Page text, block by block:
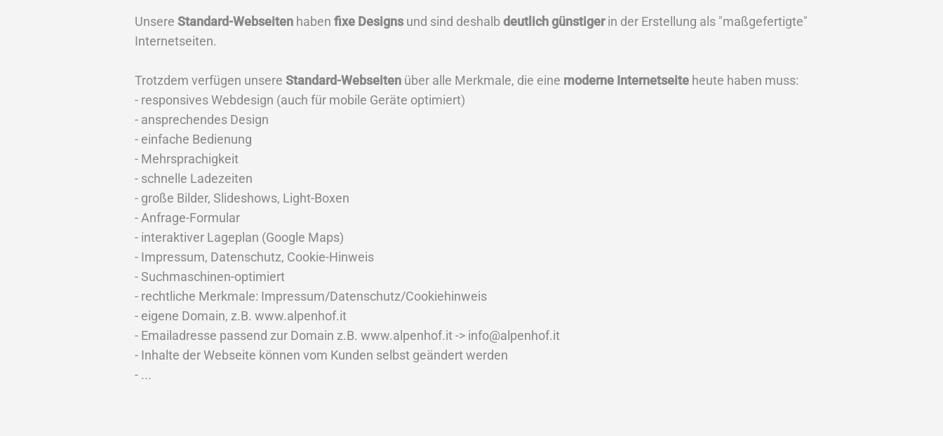
Unsere Standard-Webseiten haben fixe Designs und sind deshalbdeutlich günstigerin der Erstellung als "maßgefertigte"
Internetseiten.
Trotzdem verfügen unsere Standard-Webseiten über alle Merkmale, die eine moderne Internetseite heute haben muss:
- responsives Webdesign (auch für mobile Geräte optimiert)
- ansprechendes Design
- einfache Bedienung
- Mehrsprachigkeit
- schnelle Ladezeiten
- große Bilder, Slideshows, Light-Boxen
- Anfrage-Formular
- interaktiver Lageplan (Google Maps)
- Impressum, Datenschutz, Cookie-Hinweis
- Suchmaschinen-optimiert
- rechtliche Merkmale: Impressum/Datenschutz/Cookiehinweis
- eigene Domain, z.B. www.alpenhof.it
- Emailadresse passend zur Domain z.B. www.alpenhof.it -> info@alpenhof.it
- Inhalte der Webseite können vom Kunden selbst geändert werden
- ...